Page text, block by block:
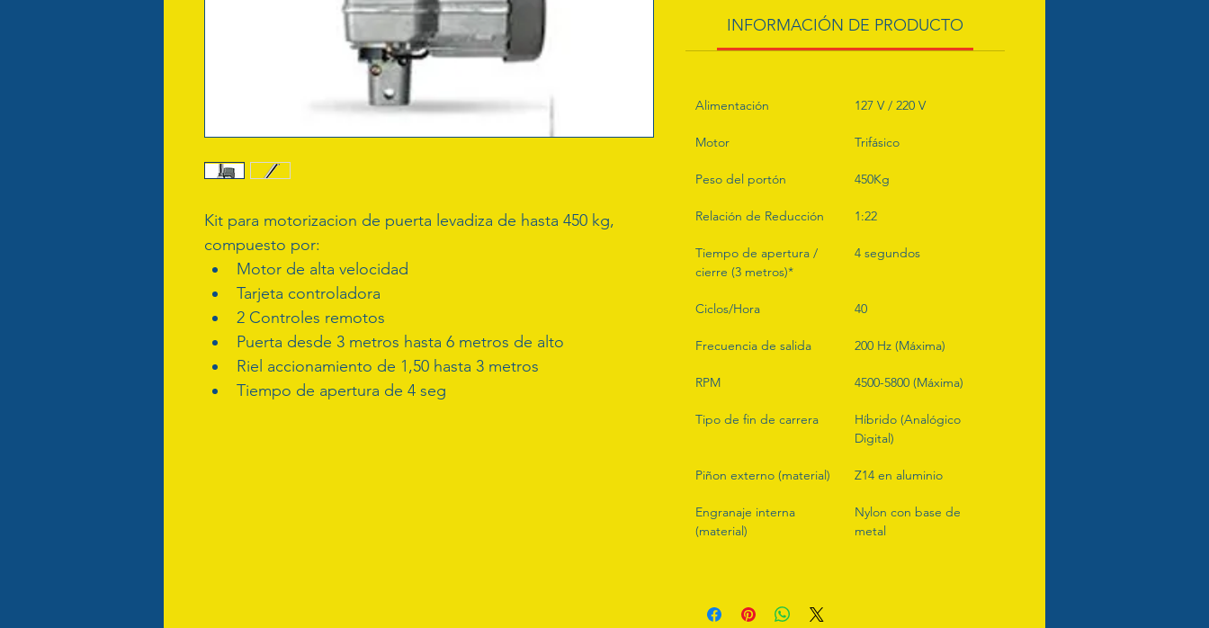
Kit para motorizacion de puerta levadiza de hasta 450 kg,
compuesto por:
Motor de alta velocidad
Tarjeta controladora
2 Controles remotos
Puerta desde 3 metros hasta 6 metros de alto
Riel accionamiento de 1,50 hasta 3 metros
Tiempo de apertura de 4 seg
INFORMACIÓN DE PRODUCTO
Alimentación 127 V / 220 V
Motor Trifásico
Peso del portón 450Kg
Relación de Reducción 1:22
Tiempo de apertura /
cierre (3 metros)*
4 segundos
Ciclos/Hora 40
Frecuencia de salida 200 Hz (Máxima)
RPM 4500-5800 (Máxima)
Tipo de fin de carrera
Híbrido (Analógico
Digital)
Piñon externo (material) Z14 en aluminio
Engranaje interna
(material)
Nylon con base de
metal